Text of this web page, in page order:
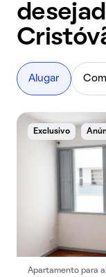
Exclusivo
Apartamento para
Alugar